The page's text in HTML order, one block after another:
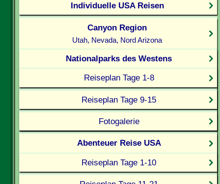
Individuelle USA Reisen
Canyon Region
Utah, Nevada, Nord Arizona
Nationalparks des Westens
Reiseplan Tage 1-8
Reiseplan Tage 9-15
Fotogalerie
Abenteuer Reise USA
Reiseplan Tage 1-10